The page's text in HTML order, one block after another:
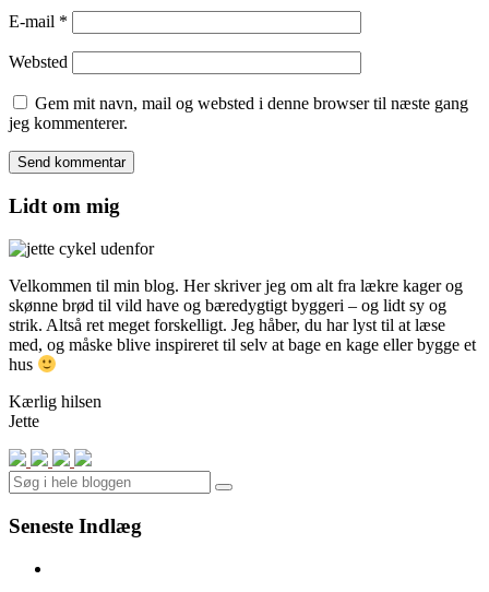
E-mail *
Websted
Gem mit navn, mail og websted i denne browser til næste gang
jeg kommenterer.
Lidt om mig
Velkommen til min blog. Her skriver jeg om alt fra lækre kager og
skønne brød til vild have og bæredygtigt byggeri – og lidt sy og
strik. Altså ret meget forskelligt. Jeg håber, du har lyst til at læse
med, og måske blive inspireret til selv at bage en kage eller bygge et
hus
Kærlig hilsen
Jette
Search
Seneste Indlæg